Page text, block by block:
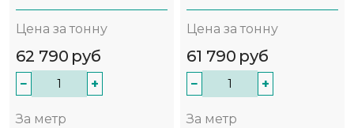
Цена за тонну
62 790 руб
− +
За метр
Цена за тонну
61 790 руб
− +
За метр